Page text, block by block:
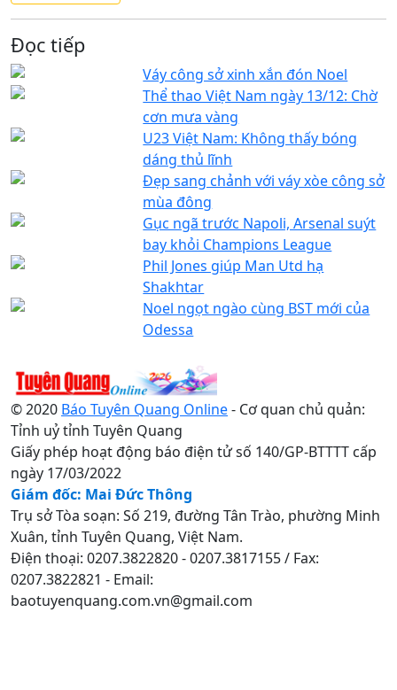
Đọc tiếp
Váy công sở xinh xắn đón Noel
Thể thao Việt Nam ngày 13/12: Chờ
cơn mưa vàng
U23 Việt Nam: Không thấy bóng
dáng thủ lĩnh
Đẹp sang chảnh với váy xòe công sở
mùa đông
Gục ngã trước Napoli, Arsenal suýt
bay khỏi Champions League
Phil Jones giúp Man Utd hạ
Shakhtar
Noel ngọt ngào cùng BST mới của
Odessa
© 2020 Báo Tuyên Quang Online- Cơ quan chủ quản:
Tỉnh uỷ tỉnh Tuyên Quang
Giấy phép hoạt động báo điện tử số 140/GP-BTTTT cấp
ngày 17/03/2022
Giám đốc: Mai Đức Thông
Trụ sở Tòa soạn: Số 219, đường Tân Trào, phường Minh
Xuân, tỉnh Tuyên Quang, Việt Nam.
Điện thoại: 0207.3822820 - 0207.3817155 / Fax:
0207.3822821 - Email:
baotuyenquang.com.vn@gmail.com